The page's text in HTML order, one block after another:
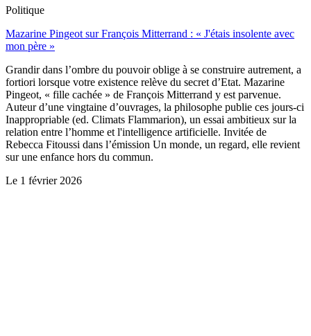
Politique
Mazarine Pingeot sur François Mitterrand : « J'étais insolente avec
mon père »
Grandir dans l’ombre du pouvoir oblige à se construire autrement, a
fortiori lorsque votre existence relève du secret d’Etat. Mazarine
Pingeot, « fille cachée » de François Mitterrand y est parvenue.
Auteur d’une vingtaine d’ouvrages, la philosophe publie ces jours-ci
Inappropriable (ed. Climats Flammarion), un essai ambitieux sur la
relation entre l’homme et l'intelligence artificielle. Invitée de
Rebecca Fitoussi dans l’émission Un monde, un regard, elle revient
sur une enfance hors du commun.
Le 1 février 2026